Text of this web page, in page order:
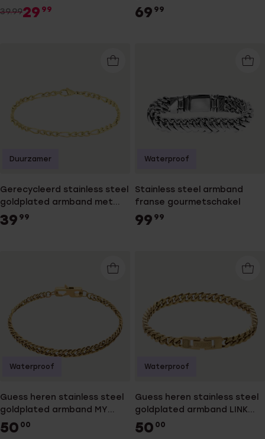
39.9929 99
met vossenstaartschakel
69 99
Gerecycleerd stainless steel
goldplated armband met
figaroschakel
39 99
Duurzamer
Stainless steel armband
franse gourmetschakel
99 99
Waterproof
Guess heren stainless steel
goldplated armband MY
CHAINS
50 00
Waterproof
Guess heren stainless steel
goldplated armband LINK
CITY
50 00
Waterproof